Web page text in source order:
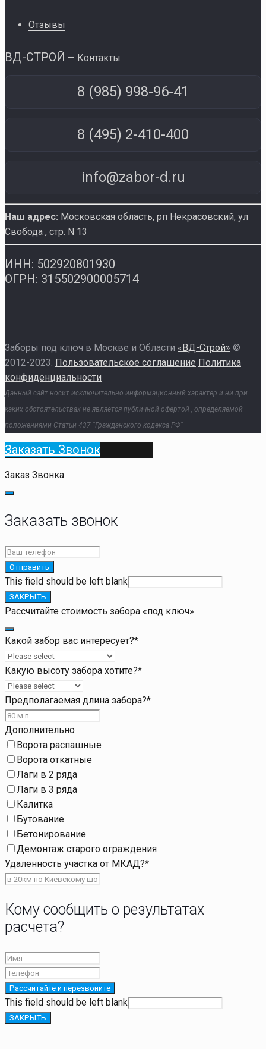
Отзывы
ВД-СТРОЙ — Контакты
8 (985) 998-96-41
8 (495) 2-410-400
info@zabor-d.ru
Наш адрес: Московская область, рп Некрасовский, ул
Свобода , стр. N 13
ИНН: 502920801930
ОГРН: 315502900005714
Заборы под ключ в Москве и Области «ВД-Строй» ©
2012-2023. Пользовательское соглашение Политика
конфиденциальности
Данный сайт носит исключительно информационный характер и ни при
каких обстоятельствах не является публичной офертой , определяемой
положениями Статьи 437 "Гражданского кодекса РФ"
Заказать Звонок
Заказ Звонка
Заказать звонок
Отправить
This field should be left blank
ЗАКРЫТЬ
Рассчитайте стоимость забора «под ключ»
Какой забор вас интересует?*
Какую высоту забора хотите?*
Предполагаемая длина забора?*
Дополнительно
Ворота распашные
Ворота откатные
Лаги в 2 ряда
Лаги в 3 ряда
Калитка
Бутование
Бетонирование
Демонтаж старого ограждения
Удаленность участка от МКАД?*
Кому сообщить о результатах
расчета?
Рассчитайте и перезвоните
This field should be left blank
ЗАКРЫТЬ